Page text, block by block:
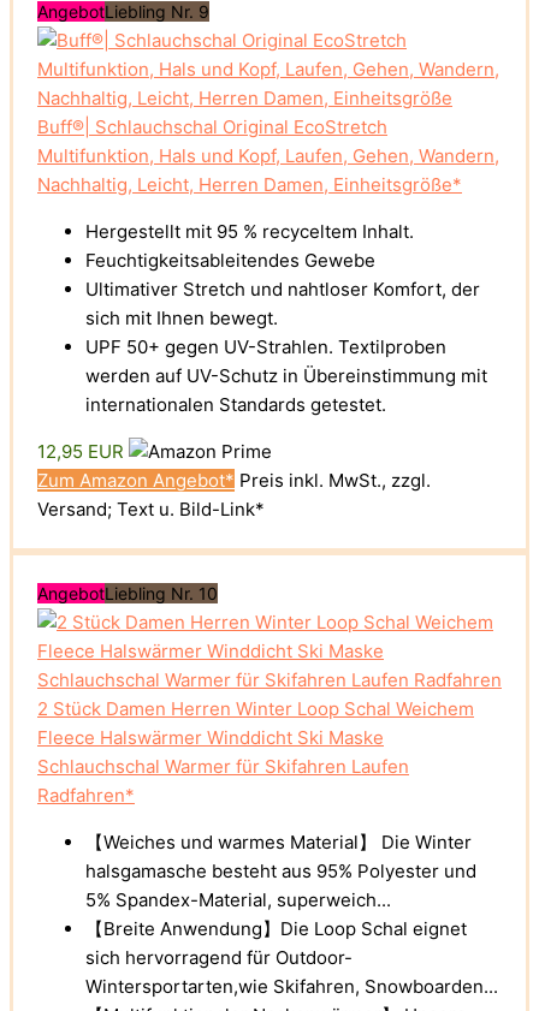
AngebotLiebling Nr. 9
Buff®| Schlauchschal Original EcoStretch
Multifunktion, Hals und Kopf, Laufen, Gehen, Wandern,
Nachhaltig, Leicht, Herren Damen, Einheitsgröße*
Hergestellt mit 95 % recyceltem Inhalt.
Feuchtigkeitsableitendes Gewebe
Ultimativer Stretch und nahtloser Komfort, der
sich mit Ihnen bewegt.
UPF 50+ gegen UV-Strahlen. Textilproben
werden auf UV-Schutz in Übereinstimmung mit
internationalen Standards getestet.
12,95 EUR
Zum Amazon Angebot* Preis inkl. MwSt., zzgl.
Versand; Text u. Bild-Link*
AngebotLiebling Nr. 10
2 Stück Damen Herren Winter Loop Schal Weichem
Fleece Halswärmer Winddicht Ski Maske
Schlauchschal Warmer für Skifahren Laufen
Radfahren*
【Weiches und warmes Material】 Die Winter
halsgamasche besteht aus 95% Polyester und
5% Spandex-Material, superweich...
【Breite Anwendung】Die Loop Schal eignet
sich hervorragend für Outdoor-
Wintersportarten,wie Skifahren, Snowboarden...